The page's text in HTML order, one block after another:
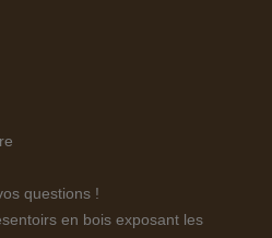
questions !
en bois exposant les